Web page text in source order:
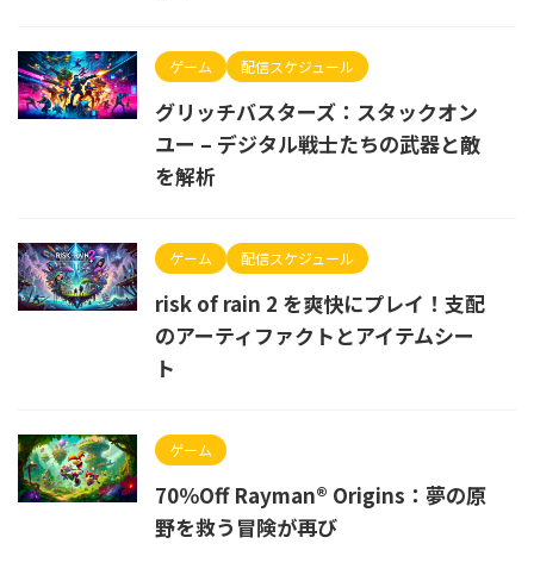
ゲーム 配信スケジュール
グリッチバスターズ：スタックオン
ユー – デジタル戦士たちの武器と敵
を解析
ゲーム 配信スケジュール
risk of rain 2 を爽快にプレイ！支配
のアーティファクトとアイテムシー
ト
ゲーム
70％Off Rayman® Origins：夢の原
野を救う冒険が再び